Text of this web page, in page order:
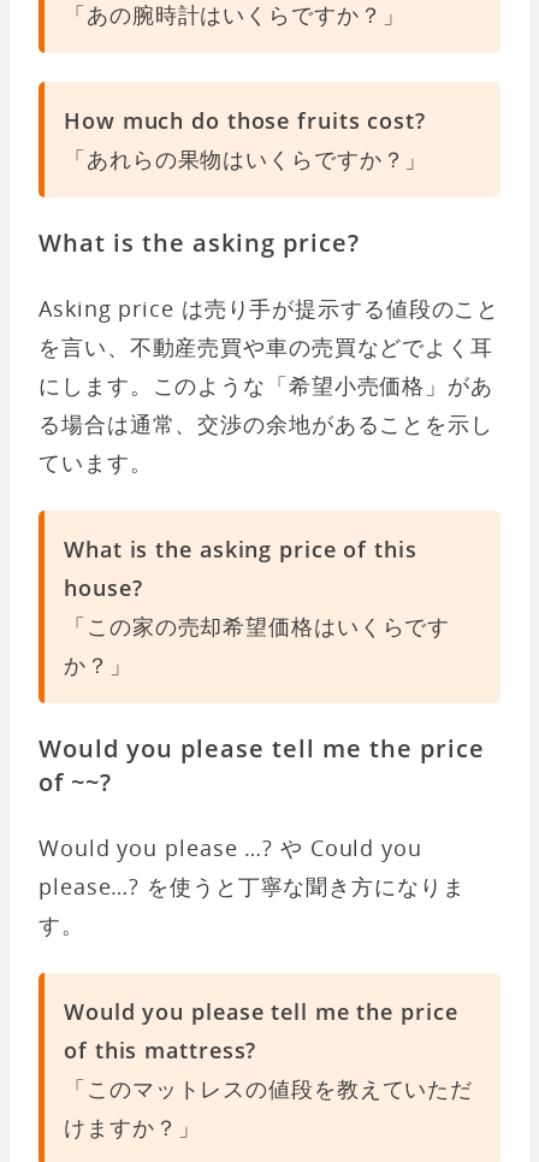
「あの腕時計はいくらですか？」
How much do those fruits cost?
「あれらの果物はいくらですか？」
What is the asking price?
Asking price は売り手が提示する値段のこと
を言い、不動産売買や車の売買などでよく耳
にします。このような「希望小売価格」があ
る場合は通常、交渉の余地があることを示し
ています。
What is the asking price of this
house?
「この家の売却希望価格はいくらです
か？」
Would you please tell me the price
of ~~?
Would you please …? や Could you
please…? を使うと丁寧な聞き方になりま
す。
Would you please tell me the price
of this mattress?
「このマットレスの値段を教えていただ
けますか？」